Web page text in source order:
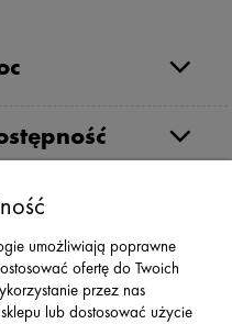
umożliwiają poprawne
ofertę do Twoich
przez nas
lub dostosować użycie